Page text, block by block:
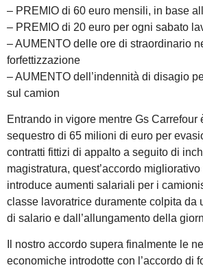
– PREMIO di 60 euro mensili, in base
– PREMIO di 20 euro per ogni sabato
– AUMENTO delle ore di straordinario
forfettizzazione
– AUMENTO dell’indennità di disagio
sul camion
Entrando in vigore mentre Gs Carrefour
sequestro di 65 milioni di euro per
contratti fittizi di appalto a seguito di
magistratura, quest’accordo
introduce aumenti salariali per i
classe lavoratrice duramente colpita da
di salario e dall’allungamento della
Il nostro accordo supera finalmente le
economiche introdotte con l’accordo di